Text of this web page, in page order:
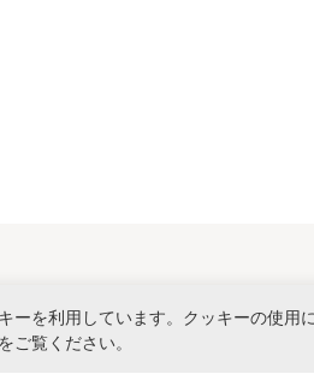
関連サービス
を利用しています。クッキーの使用
ご覧ください。